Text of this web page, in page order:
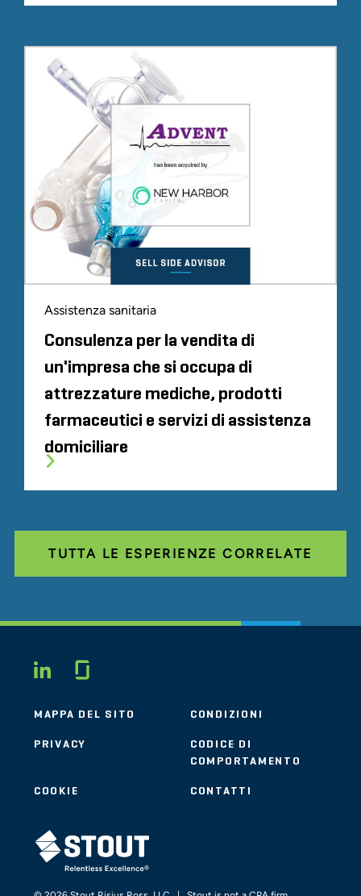
Assistenza sanitaria
Consulenza per la vendita di
un'impresa che si occupa di
attrezzature mediche, prodotti
farmaceutici e servizi di assistenza
domiciliare
TUTTA LE ESPERIENZE CORRELATE
LINKEDIN
MAPPA DEL SITO CONDIZIONI
PRIVACY
CODICE DI
COMPORTAMENTO
COOKIE CONTATTI
STOUT LOGO